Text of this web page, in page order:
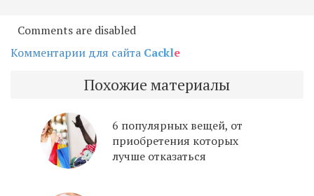
Comments are disabled
Комментарии для сайта Cackle
Похожие материалы
6 популярных вещей, от
приобретения которых
лучше отказаться